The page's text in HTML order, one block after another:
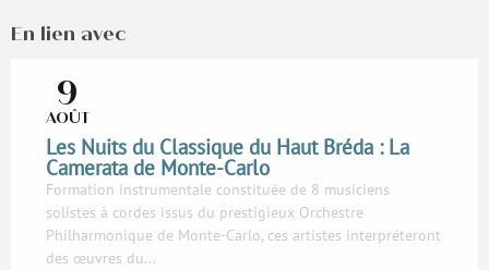
En lien avec
9
AOÛT
Les Nuits du Classique du Haut Bréda : La
Camerata de Monte-Carlo
Formation instrumentale constituée de 8 musiciens
solistes à cordes issus du prestigieux Orchestre
Philharmonique de Monte-Carlo, ces artistes interpréteront
des œuvres du...